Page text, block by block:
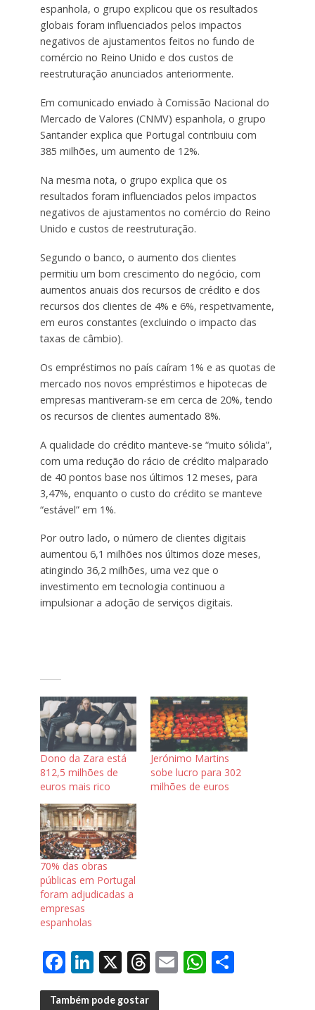
espanhola, o grupo explicou que os resultados
globais foram influenciados pelos impactos
negativos de ajustamentos feitos no fundo de
comércio no Reino Unido e dos custos de
reestruturação anunciados anteriormente.
Em comunicado enviado à Comissão Nacional do
Mercado de Valores (CNMV) espanhola, o grupo
Santander explica que Portugal contribuiu com
385 milhões, um aumento de 12%.
Na mesma nota, o grupo explica que os
resultados foram influenciados pelos impactos
negativos de ajustamentos no comércio do Reino
Unido e custos de reestruturação.
Segundo o banco, o aumento dos clientes
permitiu um bom crescimento do negócio, com
aumentos anuais dos recursos de crédito e dos
recursos dos clientes de 4% e 6%, respetivamente,
em euros constantes (excluindo o impacto das
taxas de câmbio).
Os empréstimos no país caíram 1% e as quotas de
mercado nos novos empréstimos e hipotecas de
empresas mantiveram-se em cerca de 20%, tendo
os recursos de clientes aumentado 8%.
A qualidade do crédito manteve-se “muito sólida”,
com uma redução do rácio de crédito malparado
de 40 pontos base nos últimos 12 meses, para
3,47%, enquanto o custo do crédito se manteve
“estável” em 1%.
Por outro lado, o número de clientes digitais
aumentou 6,1 milhões nos últimos doze meses,
atingindo 36,2 milhões, uma vez que o
investimento em tecnologia continuou a
impulsionar a adoção de serviços digitais.
Dono da Zara está
812,5 milhões de
euros mais rico
Jerónimo Martins
sobe lucro para 302
milhões de euros
70% das obras
públicas em Portugal
foram adjudicadas a
empresas
espanholas
F
ac
Li
n
X T
h
E W S
Também pode gostar